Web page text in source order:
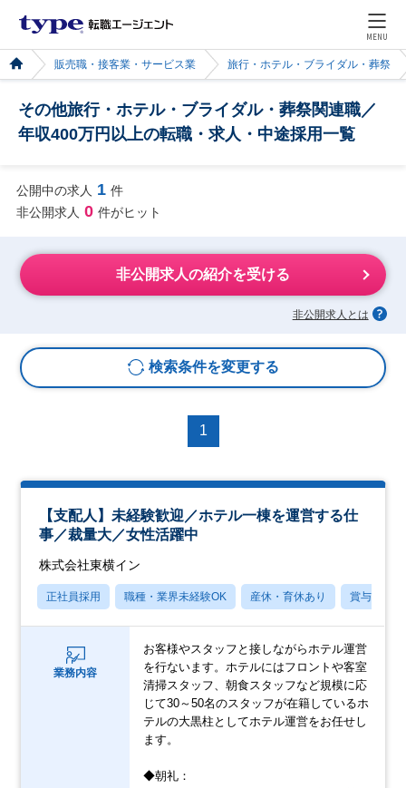
MENU
販売職・接客業・サービス業 旅行・ホテル・ブライダル・葬祭
その他旅行・ホテル・ブライダル・葬祭関連職／
年収400万円以上の転職・求人・中途採用一覧
公開中の求人 1 件
非公開求人 0 件がヒット
非公開求人の紹介を受ける
非公開求人とは
検索条件を変更する
1
【支配人】未経験歓迎／ホテル一棟を運営する仕
事／裁量大／女性活躍中
株式会社東横イン
正社員採用 職種・業界未経験OK 産休・育休あり 賞与あり
業務内容
お客様やスタッフと接しながらホテル運営
を行ないます。ホテルにはフロントや客室
清掃スタッフ、朝食スタッフなど規模に応
じて30～50名のスタッフが在籍しているホ
テルの大黒柱としてホテル運営をお任せし
ます。
◆朝礼：